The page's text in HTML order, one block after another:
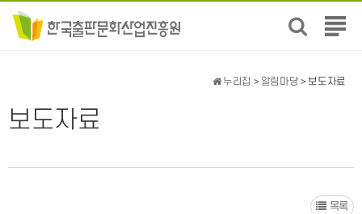
전
뉴
보도자료
누리집 > 알림마당 > 보도자료
목록